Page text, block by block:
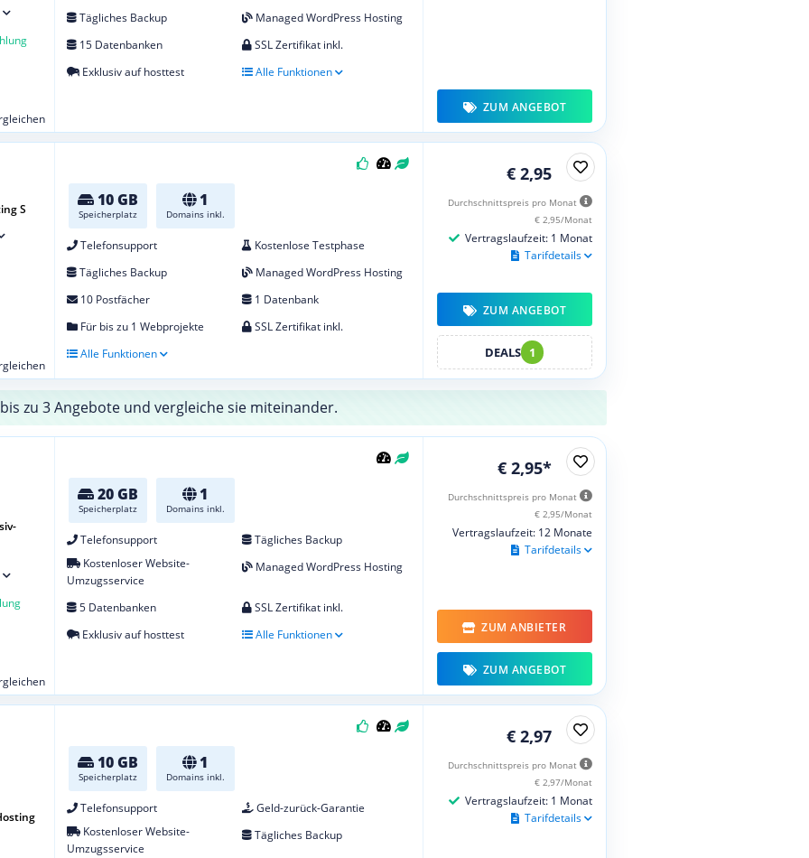
Tägliches Backup
Managed WordPress Hosting
15 Datenbanken
SSL Zertifikat inkl.
Exklusiv auf hosttest
Alle Funktionen
ZUM ANGEBOT
10 GB
Speicherplatz
1
Domains inkl.
Telefonsupport
Kostenlose Testphase
Tägliches Backup
Managed WordPress Hosting
10 Postfächer
1 Datenbank
Für bis zu 1 Webprojekte
SSL Zertifikat inkl.
Alle Funktionen
S
€ 2,95
Durchschnittspreis pro Monat
€ 2,95/Monat
Vertragslaufzeit: 1 Monat
Tarifdetails
ZUM ANGEBOT
DEALS 1
zu 3 Angebote und vergleiche sie miteinander.
20 GB
Speicherplatz
1
Domains inkl.
Telefonsupport
Tägliches Backup
Kostenloser Website-
Umzugsservice
Managed WordPress Hosting
5 Datenbanken
SSL Zertifikat inkl.
Exklusiv auf hosttest
Alle Funktionen
€ 2,95*
Durchschnittspreis pro Monat
€ 2,95/Monat
Vertragslaufzeit: 12 Monate
Tarifdetails
ZUM ANBIETER
ZUM ANGEBOT
10 GB
Speicherplatz
1
Domains inkl.
Telefonsupport
Geld-zurück-Garantie
Kostenloser Website-
Umzugsservice
Tägliches Backup
€ 2,97
Durchschnittspreis pro Monat
€ 2,97/Monat
Vertragslaufzeit: 1 Monat
Tarifdetails